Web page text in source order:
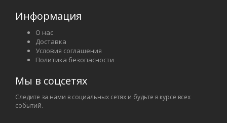
Информация
О нас
Доставка
Условия соглашения
Политика безопасности
Мы в соцсетях
Следите за нами в социальных сетях и будьте в курсе всех
событий.